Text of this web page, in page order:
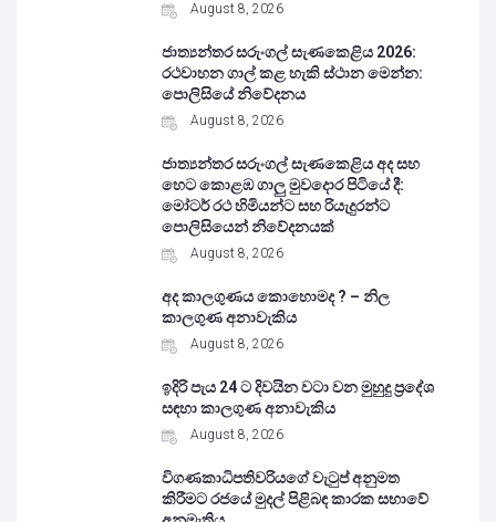
August 8, 2026
ජාත්‍යන්තර සරුංගල් සැණකෙළිය 2026:
රථවාහන ගාල් කළ හැකි ස්ථාන මෙන්න:
පොලිසියේ නිවේදනය
August 8, 2026
ජාත්‍යන්තර සරුංගල් සැණකෙළිය අද සහ
හෙට කොළඹ ගාලු මුවදොර පිටියේ දී:
මෝටර් රථ හිමියන්ට සහ රියැදුරන්ට
පොලිසියෙන් නිවේදනයක්
August 8, 2026
අද කාලගුණය කොහොමද ? – නිල
කාලගුණ අනාවැකිය
August 8, 2026
ඉදිරි පැය 24 ට දිවයින වටා වන මුහුදු ප්‍රදේශ
සඳහා කාලගුණ අනාවැකිය
August 8, 2026
විගණකාධිපතිවරියගේ වැටුප් අනුමත
කිරීමට රජයේ මුදල් පිළිබඳ කාරක සභාවේ